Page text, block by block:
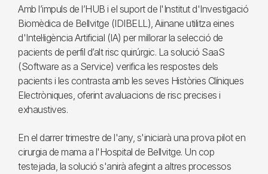
Amb l’impuls de l’HUB i el suport de l'Institut d'Investigació
Biomèdica de Bellvitge (IDIBELL), Aiinane utilitza eines
d'Intel·ligència Artificial (IA) per millorar la selecció de
pacients de perfil d’alt risc quirúrgic. La solució SaaS
(Software as a Service) verifica les respostes dels
pacients i les contrasta amb les seves Històries Clíniques
Electròniques, oferint avaluacions de risc precises i
exhaustives.
En el darrer trimestre de l'any, s'iniciarà una prova pilot en
cirurgia de mama a l'Hospital de Bellvitge. Un cop
testejada, la solució s'anirà afegint a altres processos